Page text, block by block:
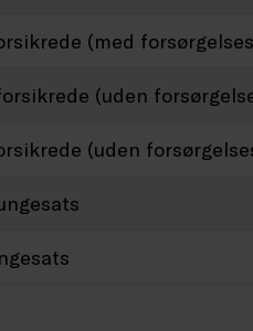
(med
(uden
(uden